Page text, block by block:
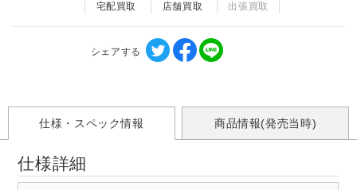
宅配買取 店舗買取 出張買取
シェアする
仕様・スペック情報 商品情報(発売当時)
仕様詳細